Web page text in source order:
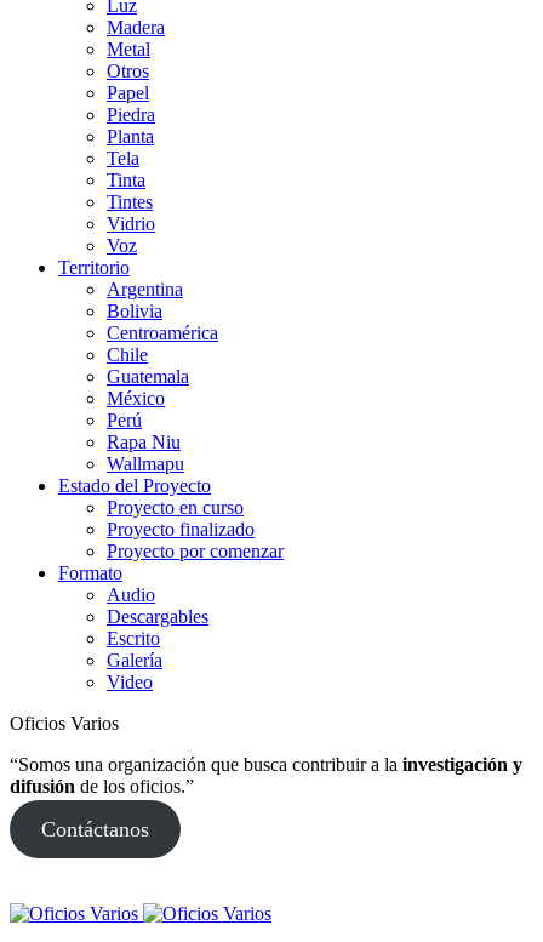
Luz
Madera
Metal
Otros
Papel
Piedra
Planta
Tela
Tinta
Tintes
Vidrio
Voz
Territorio
Argentina
Bolivia
Centroamérica
Chile
Guatemala
México
Perú
Rapa Niu
Wallmapu
Estado del Proyecto
Proyecto en curso
Proyecto finalizado
Proyecto por comenzar
Formato
Audio
Descargables
Escrito
Galería
Video
Oficios Varios
“Somos una organización que busca contribuir a la investigación y
difusión de los oficios.”
Contáctanos